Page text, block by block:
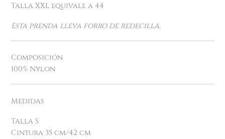
Talla XXL equivale a 44
Esta prenda lleva forro de redecilla.
Composición
100% Nylon
Medidas
Talla S
Cintura 35 cm/42 cm